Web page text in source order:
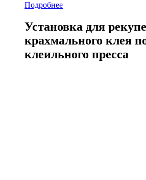
Подробнее
Установка для
крахмального клея
клеильного пресса